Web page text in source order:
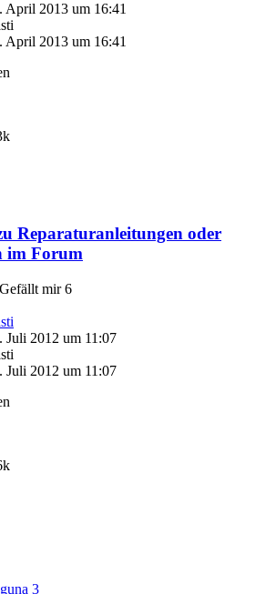
April 2013 um 16:41
April 2013 um 16:41
Reparaturanleitungen oder
im Forum
6
Juli 2012 um 11:07
Juli 2012 um 11:07
3